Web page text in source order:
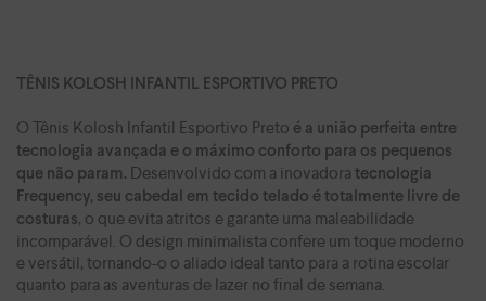
TÊNIS KOLOSH INFANTIL ESPORTIVO PRETO
O Tênis Kolosh Infantil Esportivo Preto é a união perfeita entre
tecnologia avançada e o máximo conforto para os pequenos
que não param. Desenvolvido com a inovadora tecnologia
Frequency, seu cabedal em tecido telado é totalmente livre de
costuras, o que evita atritos e garante uma maleabilidade
incomparável. O design minimalista confere um toque moderno
e versátil, tornando-o o aliado ideal tanto para a rotina escolar
quanto para as aventuras de lazer no final de semana.